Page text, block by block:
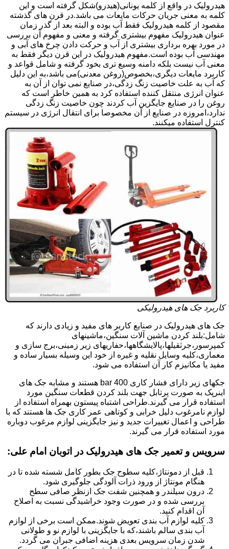
هیدرولیک در واقع از کلمه یونانی(هیدرو)شکل گرفته است و این
کلمه به معنی جریان حرکات مایعات می باشد.در قرن های گذشته
مقصود از کلمه هیدرولیک فقط آب بوده و البته بعد از گذر زمان
عنوان هیدرولیک مفهوم بیشتری گرفته و معنی و مفهوم آن بررسی
در مورد بهره برداری بیشتری از آب و حرکت دادن چرخ های آبی و
مهندسی آب بوده است.مفهوم هیدرولیک در این قرن دیگر فقط به
معنی آب نیست بلکه دامنه وسیع تری بخود گرفته و شامل قواعد و
کاربرد مایعات دیگری،بخصوص(روغن معدنی)می باشد،به این دلیل
که آب به علت خاصیت زنگ زدگی،در صنایع نمی توان از آن به
عنوان انرژی منتقل کننده استفاده کرد به همین خاطر است که
روغن را در صنایع جایگزین آب کردند چون خاصیت زنگ زدگی
ندارد،امروزه در صنایع از آن مخصوصا برای انتقال انرژی در سیستم
کنترل استفاده میکنند.
کاربرد جک های هیدرولیکی
جک های هیدرولیک در صنایع کاربر های مفید و زیادی دارند که
شامل:بلند کردن ماشین آلات سنگین،ماشینهای
کمپرسور،جرثقیلها،پالایشگاهها،حفاریهای زیر زمینی،برج سازی و
معماری،کلیه وسایل نقلیه و غیره از خود این وسیله بسیار ساده و
مفید یا مکانیزم کار آن استفاده می شود.
جکهای زیر دارای فشار کاری 400 bar هستند و مشابه جک های
اینرپک به صورت پرتابل جهت بلند کردن قطعات سنگین مورد
استفاده قرار می گیرند.طراحی اشتباه پیستون بهمراه استفاده از
لوازم نامرغوب دلیل خرابی و کوتاهی عمر کاری جک ها هستند که با
طراحی و اعمال تغییرات جدید و نیز جایگزینی لوازم مرغوب دوباره
مورد استفاده قرار می گیرند.
سرویس و تعمیر جک های هیدرولیک در اتوبان امام علی:
قبل از دمونتاژ،کلیه سطوح جک بطور کامل شسته شده تا در
هنگام مونتاژ از ورود ذرات آلودگی جلوگیری شود.
درون سیلندر و همچنین شفت جک ازنظر صافی سطح
بررسی شده و در صورت وجود خراشیدگی نسبت به اصلاح
آن اقدام کنید.
کلیه لوازم آب بندی تعویض شوند.ممکن است برخی از لوازم
آب بندی سالم باشند،که با جایگزینی با لوازم نو و طولانی
شدن زمان سرویس بعدی هزینه اضافی جبران می گردد.